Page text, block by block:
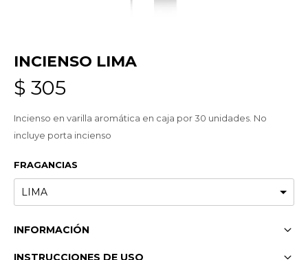
INCIENSO LIMA
$ 305
Incienso en varilla aromática en caja por 30 unidades. No
incluye porta incienso
FRAGANCIAS
INFORMACIÓN
INSTRUCCIONES DE USO